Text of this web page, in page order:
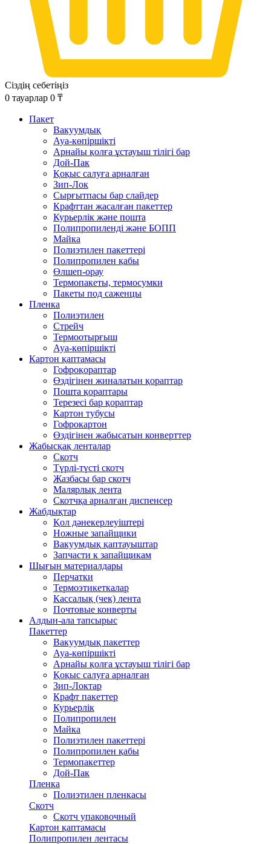
Сіздің себетіңіз
0 тауарлар 0 ₸
Пакет
Вакуумдық
Ауа-көпіршікті
Арнайы қолға ұстауыш тілігі бар
Дой-Пак
Қоқыс салуға арналған
Зип-Лок
Сырғытпасы бар слайдер
Крафттан жасалған пакеттер
Курьерлік және пошта
Полипропиленді және БОПП
Майка
Полиэтилен пакеттері
Полипропилен қабы
Өлшеп-орау
Термопакеты, термосумки
Пакеты под саженцы
Пленка
Полиэтилен
Стрейч
Термоотырғыш
Ауа-көпіршікті
Картон қаптамасы
Гофроқораптар
Өздігінен жиналатын қораптар
Пошта қораптары
Терезесі бар қораптар
Картон тубусы
Гофрокартон
Өздігінен жабысатын конверттер
Жабысқақ ленталар
Скотч
Түрлі-түсті скотч
Жазбасы бар скотч
Малярлық лента
Скотчқа арналған диспенсер
Жабдықтар
Қол дәнекерлеуіштері
Ножные запайщики
Вакуумдық қаптауыштар
Запчасти к запайщикам
Шығын материалдары
Перчатки
Термоэтикеткалар
Кассалық (чек) лента
Почтовые конверты
Алдын-ала тапсырыс
Пакеттер
Вакуумдық пакеттер
Ауа-көпіршікті
Арнайы қолға ұстауыш тілігі бар
Қоқыс салуға арналған
Зип-Локтар
Крафт пакеттер
Курьерлік
Полипропилен
Майка
Полиэтилен пакеттері
Полипропилен қабы
Термопакеттер
Дой-Пак
Пленка
Полиэтилен пленкасы
Скотч
Скотч упаковочный
Картон қаптамасы
Полипропилен лентасы